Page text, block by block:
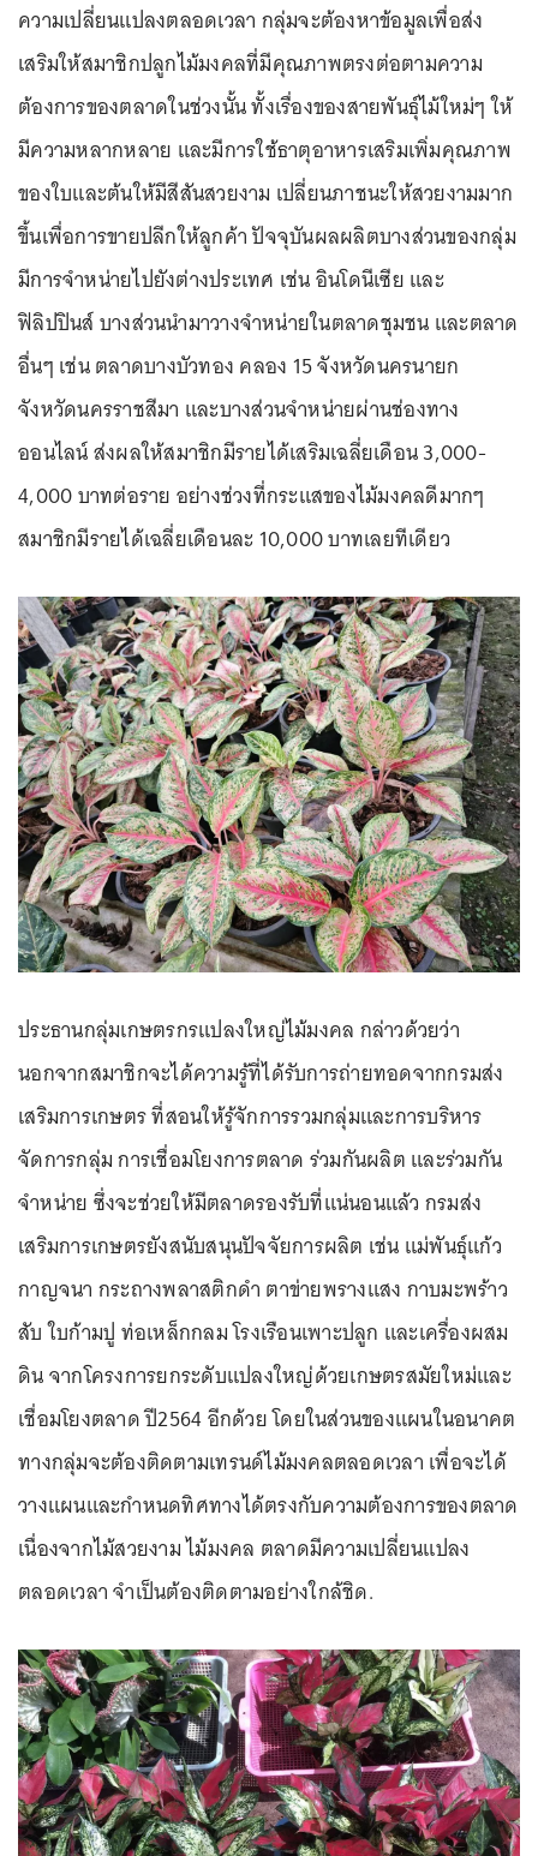
ความเปลี่ยนแปลงตลอดเวลา กลุ่มจะต้องหาข้อมูลเพื่อส่ง
เสริมให้สมาชิกปลูกไม้มงคลที่มีคุณภาพตรงต่อตามความ
ต้องการของตลาดในช่วงนั้น ทั้งเรื่องของสายพันธุ์ไม้ใหม่ๆ ให้
มีความหลากหลาย และมีการใช้ธาตุอาหารเสริมเพิ่มคุณภาพ
ของใบและต้นให้มีสีสันสวยงาม เปลี่ยนภาชนะให้สวยงามมาก
ขึ้นเพื่อการขายปลีกให้ลูกค้า ปัจจุบันผลผลิตบางส่วนของกลุ่ม
มีการจำหน่ายไปยังต่างประเทศ เช่น อินโดนีเซีย และ
ฟิลิปปินส์ บางส่วนนำมาวางจำหน่ายในตลาดชุมชน และตลาด
อื่นๆ เช่น ตลาดบางบัวทอง คลอง 15 จังหวัดนครนายก
จังหวัดนครราชสีมา และบางส่วนจำหน่ายผ่านช่องทาง
ออนไลน์ ส่งผลให้สมาชิกมีรายได้เสริมเฉลี่ยเดือน 3,000-
4,000 บาทต่อราย อย่างช่วงที่กระแสของไม้มงคลดีมากๆ
สมาชิกมีรายได้เฉลี่ยเดือนละ 10,000 บาทเลยทีเดียว
ประธานกลุ่มเกษตรกรแปลงใหญ่ไม้มงคล กล่าวด้วยว่า
นอกจากสมาชิกจะได้ความรู้ที่ได้รับการถ่ายทอดจากกรมส่ง
เสริมการเกษตร ที่สอนให้รู้จักการรวมกลุ่มและการบริหาร
จัดการกลุ่ม การเชื่อมโยงการตลาด ร่วมกันผลิต และร่วมกัน
จำหน่าย ซึ่งจะช่วยให้มีตลาดรองรับที่แน่นอนแล้ว กรมส่ง
เสริมการเกษตรยังสนับสนุนปัจจัยการผลิต เช่น แม่พันธุ์แก้ว
กาญจนา กระถางพลาสติกดำ ตาข่ายพรางแสง กาบมะพร้าว
สับ ใบก้ามปู ท่อเหล็กกลม โรงเรือนเพาะปลูก และเครื่องผสม
ดิน จากโครงการยกระดับแปลงใหญ่ด้วยเกษตรสมัยใหม่และ
เชื่อมโยงตลาด ปี2564 อีกด้วย โดยในส่วนของแผนในอนาคต
ทางกลุ่มจะต้องติดตามเทรนด์ไม้มงคลตลอดเวลา เพื่อจะได้
วางแผนและกำหนดทิศทางได้ตรงกับความต้องการของตลาด
เนื่องจากไม้สวยงาม ไม้มงคล ตลาดมีความเปลี่ยนแปลง
ตลอดเวลา จำเป็นต้องติดตามอย่างใกล้ชิด.